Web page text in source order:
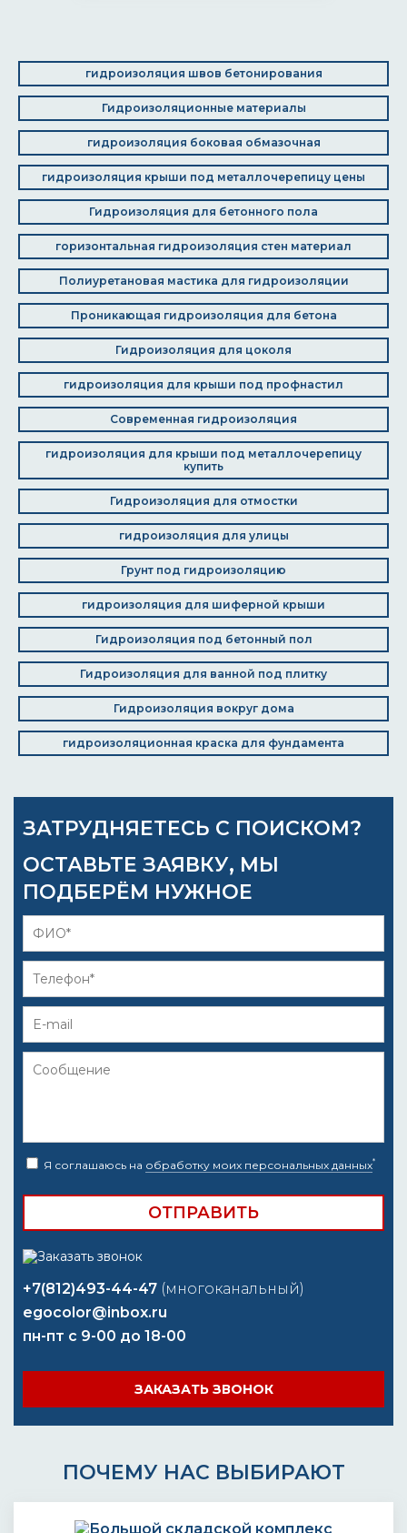
гидроизоляция швов бетонирования
Гидроизоляционные материалы
гидроизоляция боковая обмазочная
гидроизоляция крыши под металлочерепицу цены
Гидроизоляция для бетонного пола
горизонтальная гидроизоляция стен материал
Полиуретановая мастика для гидроизоляции
Проникающая гидроизоляция для бетона
Гидроизоляция для цоколя
гидроизоляция для крыши под профнастил
Современная гидроизоляция
гидроизоляция для крыши под металлочерепицу
купить
Гидроизоляция для отмостки
гидроизоляция для улицы
Грунт под гидроизоляцию
гидроизоляция для шиферной крыши
Гидроизоляция под бетонный пол
Гидроизоляция для ванной под плитку
Гидроизоляция вокруг дома
гидроизоляционная краска для фундамента
ЗАТРУДНЯЕТЕСЬ С ПОИСКОМ?
ОСТАВЬТЕ ЗАЯВКУ, МЫ
ПОДБЕРЁМ НУЖНОЕ
Я соглашаюсь на обработку моих персональных данных*
+7(812)493-44-47 (многоканальный)
egocolor@inbox.ru
пн-пт с 9-00 до 18-00
ЗАКАЗАТЬ ЗВОНОК
ПОЧЕМУ НАС ВЫБИРАЮТ